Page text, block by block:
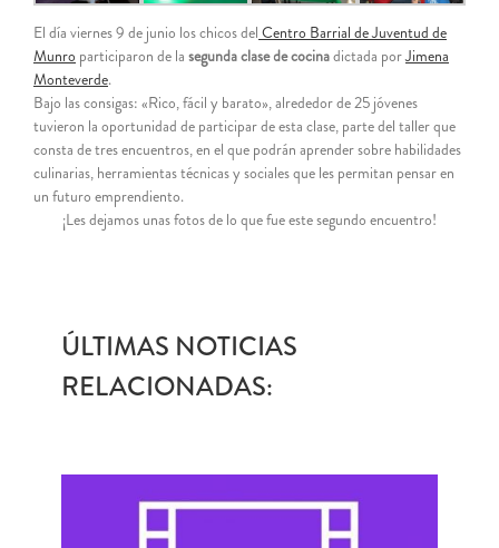
El día viernes 9 de junio los chicos del Centro Barrial de Juventud de
Munro participaron de la segunda clase de cocinadictada porJimena
Monteverde.
Bajo las consigas: «Rico, fácil y barato», alrededor de 25 jóvenes
tuvieron la oportunidad de participar de esta clase, parte del taller que
consta de tres encuentros, en el que podrán aprender sobre habilidades
culinarias, herramientas técnicas y sociales que les permitan pensar en
un futuro emprendiento.
¡Les dejamos unas fotos de lo que fue este segundo encuentro!
ÚLTIMAS NOTICIAS
RELACIONADAS: